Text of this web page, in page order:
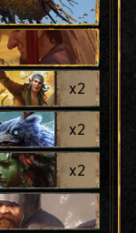
x2
x2
x2